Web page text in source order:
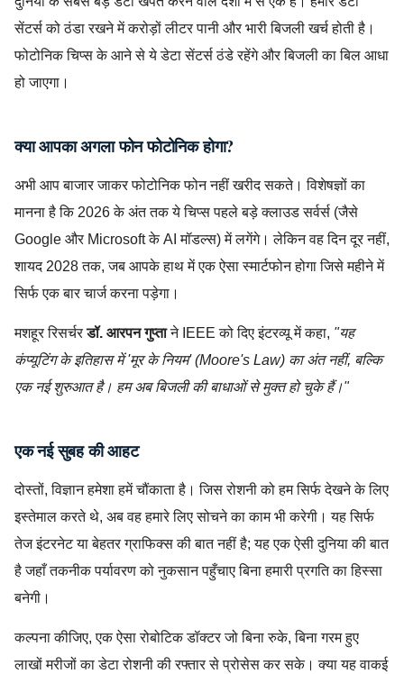
सेंटर्स को ठंडा रखने में करोड़ों लीटर पानी और भारी बिजली खर्च होती है।
फोटोनिक चिप्स के आने से ये डेटा सेंटर्स ठंडे रहेंगे और बिजली का बिल आधा
हो जाएगा।
क्या आपका अगला फोन फोटोनिक होगा?
अभी आप बाजार जाकर फोटोनिक फोन नहीं खरीद सकते। विशेषज्ञों का
मानना है कि 2026 के अंत तक ये चिप्स पहले बड़े क्लाउड सर्वर्स (जैसे
Google और Microsoft के AI मॉडल्स) में लगेंगे। लेकिन वह दिन दूर नहीं,
शायद 2028 तक, जब आपके हाथ में एक ऐसा स्मार्टफोन होगा जिसे महीने में
सिर्फ एक बार चार्ज करना पड़ेगा।
मशहूर रिसर्चरडॉ. आरपन गुप्ताने IEEE को दिए इंटरव्यू में कहा, "यह
कंप्यूटिंग के इतिहास में 'मूर के नियम' (Moore's Law) का अंत नहीं, बल्कि
एक नई शुरुआत है। हम अब बिजली की बाधाओं से मुक्त हो चुके हैं।"
एक नई सुबह की आहट
दोस्तों, विज्ञान हमेशा हमें चौंकाता है। जिस रोशनी को हम सिर्फ देखने के लिए
इस्तेमाल करते थे, अब वह हमारे लिए सोचने का काम भी करेगी। यह सिर्फ
तेज इंटरनेट या बेहतर ग्राफिक्स की बात नहीं है; यह एक ऐसी दुनिया की बात
है जहाँ तकनीक पर्यावरण को नुकसान पहुँचाए बिना हमारी प्रगति का हिस्सा
बनेगी।
कल्पना कीजिए, एक ऐसा रोबोटिक डॉक्टर जो बिना रुके, बिना गरम हुए
लाखों मरीजों का डेटा रोशनी की रफ्तार से प्रोसेस कर सके। क्या यह वाकई